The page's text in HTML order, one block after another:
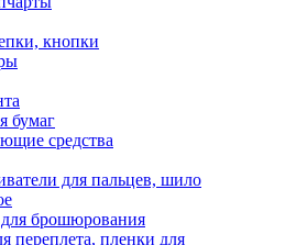
кнопки
бумаг
средства
для пальцев, шило
брошюрования
переплета, пленки для